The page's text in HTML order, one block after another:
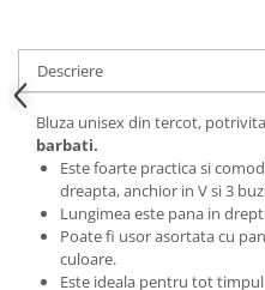
Descriere
Bluza unisex din tercot,
barbati.
Este foarte practica si
dreapta, anchior in V si 3
Lungimea este pana in
Poate fi usor asortata cu
culoare.
Este ideala pentru tot